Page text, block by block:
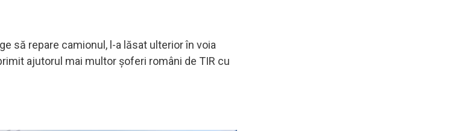
să repare camionul, l-a lăsat ulterior în voia
ajutorul mai multor şoferi români de TIR cu